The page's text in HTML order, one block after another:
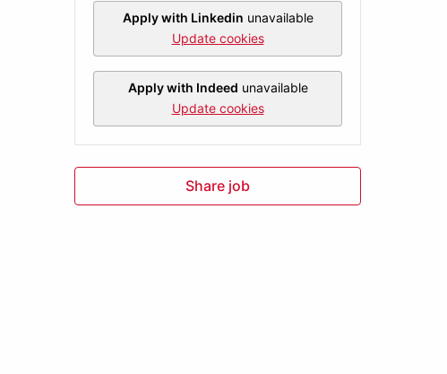
Apply with Linkedin unavailable
Update cookies
Apply with Indeed unavailable
Update cookies
Share job